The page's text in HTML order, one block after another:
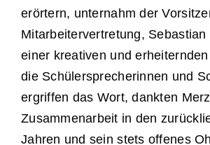
erörtern, unternahm der
Mitarbeitervertretung, Sebastian
einer kreativen und
die Schülersprecherinnen und
ergriffen das Wort, dankten
Zusammenarbeit in den
Jahren und sein stets offenes